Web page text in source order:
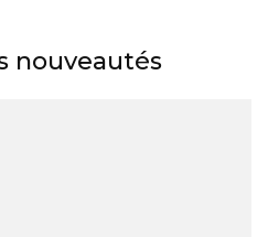
nouveautés